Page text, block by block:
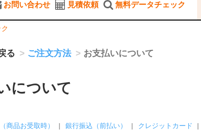
お問い合わせ 見積依頼 無料データチェック
る ご注文方法 お支払いについて
について
商品お受取時） 銀行振込（前払い） クレジットカード